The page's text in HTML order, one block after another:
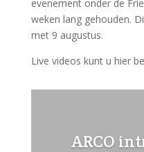
evenement onder de
weken lang gehouden.
met 9 augustus.
Live videos kunt u hier
ARCO